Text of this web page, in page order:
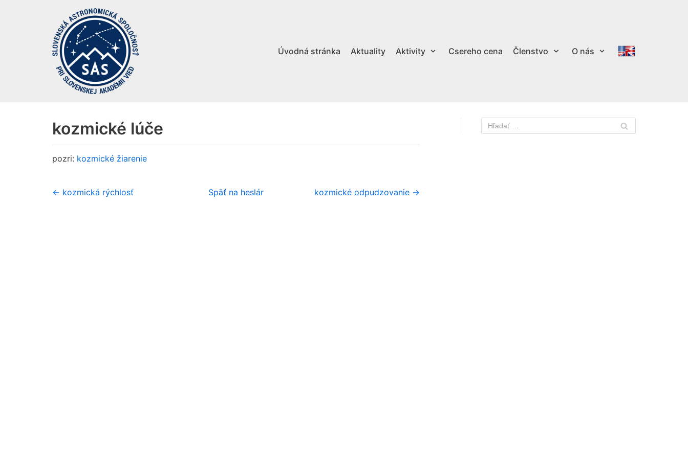
Úvodná stránka Aktuality Aktivity Csereho cena Členstvo O nás
kozmické lúče
pozri: kozmické žiarenie
← kozmická rýchlosť Späť na heslár kozmické odpudzovanie →